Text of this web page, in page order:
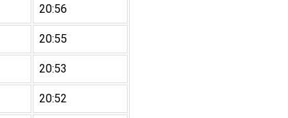
20:56
20:55
20:53
20:52